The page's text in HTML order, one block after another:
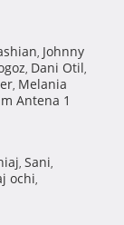
, Johnny
, Dani Otil,
, Melania
Antena 1
, Sani,
ochi,